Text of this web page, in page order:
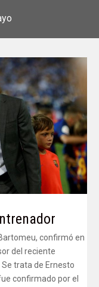
confirmó en
del reciente
Se trata de Ernesto
confirmado por el